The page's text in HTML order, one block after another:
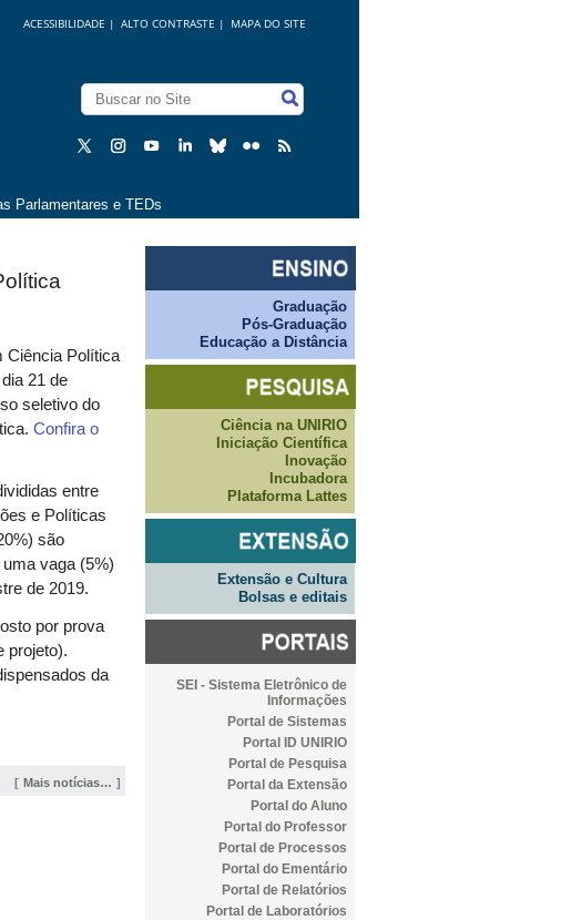
MAPA DO SITE
ALTO CONTRASTE |
ACESSIBILIDADE |
Parlamentares e TEDs
Ciência Política
21 de
seletivo do
Confira o
entre
e Políticas
são
vaga (5%)
de 2019.
por prova
projeto).
da
Mais notícias…
Graduação
Pós-Graduação
Educação a Distância
Ciência na UNIRIO
Iniciação Científica
Inovação
Incubadora
Plataforma Lattes
Extensão e Cultura
Bolsas e editais
SEI - Sistema Eletrônico de
Informações
Portal de Sistemas
Portal ID UNIRIO
Portal de Pesquisa
Portal da Extensão
Portal do Aluno
Portal do Professor
Portal de Processos
Portal do Ementário
Portal de Relatórios
Portal de Laboratórios